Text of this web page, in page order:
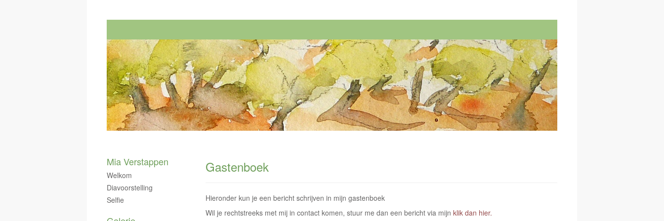
Gastenboek
Hieronder kun je een bericht schrijven in mijn gastenboek
Wil je rechtstreeks met mij in contact komen, stuur me dan een bericht via mijn klik dan hier.
Mia Verstappen
Welkom
Diavoorstelling
Selfie